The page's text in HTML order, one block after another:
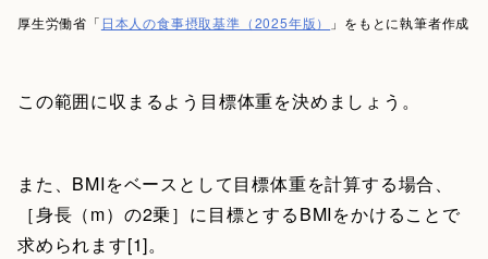
厚生労働省「 日本人の食事摂取基準（2025年版） 」をもとに執筆者作成
この範囲に収まるよう目標体重を決めましょう。
また、BMIをベースとして目標体重を計算する場合、
［身長（m）の2乗］に目標とするBMIをかけることで
求められます[1]。